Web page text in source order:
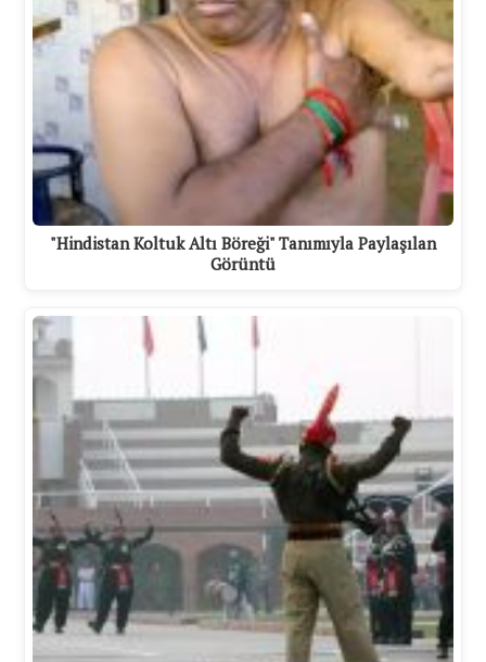
"Hindistan Koltuk Altı Böreği" Tanımıyla Paylaşılan
Görüntü